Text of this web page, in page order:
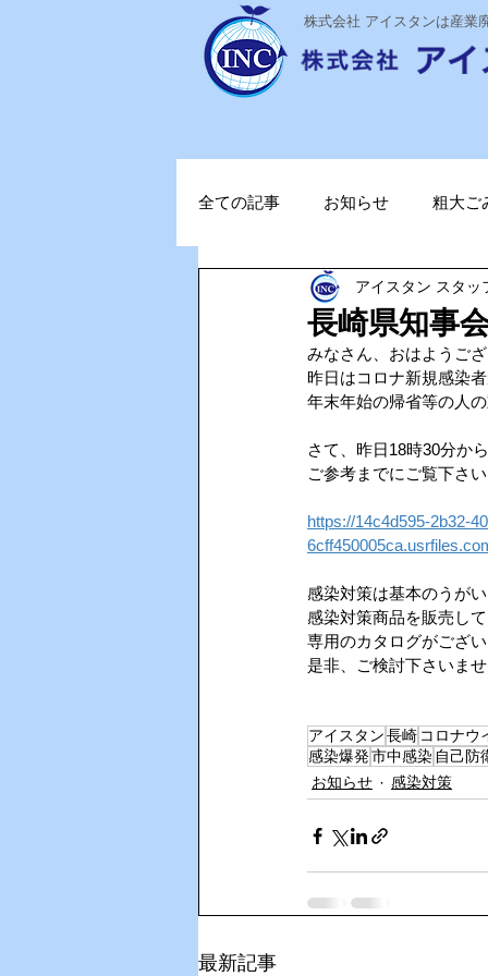
株式会社 アイスタンは産業
全ての記事 お知らせ 粗大ご
ステライザ 感染対策
ポータブル蓄電池 ガソリン
TOPお知らせ Vファーレン
AIインカム HACCP（ハサ
長崎県知事
アイスタン スタッ
みなさん、おはようご
昨日はコロナ新規感染
年末年始の帰省等の人
さて、昨日18時30分か
ご参考までにご覧下さ
https://14c4d595-2b32-
感染対策は基本のうが
感染対策商品を販売し
専用のカタログがござ
是非、ご検討下さいま
アイスタン 長崎 コロナウ
感染爆発 市中感染 自己防
お知らせ 感染対策
最新記事